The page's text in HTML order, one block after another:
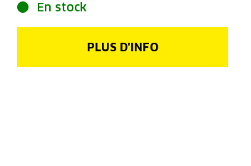
En stock
PLUS D'INFO